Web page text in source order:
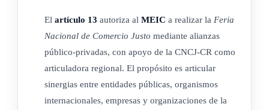
5- la artesanía propia del país y sus pueblos originarios.
CAPÍTULO III
El artículo 13 autoriza al MEIC a realizar la Feria
Nacional de Comercio Justo mediante alianzas
público-privadas, con apoyo de la CNCJ-CR como
articuladora regional. El propósito es articular
sinergias entre entidades públicas, organismos
internacionales, empresas y organizaciones de la